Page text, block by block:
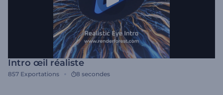
Intro œil réaliste
857 Exportations 8 secondes